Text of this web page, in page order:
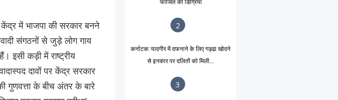
केंद्र में भाजपा की सरकार बनने
संगठनों से जुड़े लोग गाय
इसी कड़ी में राष्ट्रीय
दावों पर केंद्र सरकार
गुणवत्ता के बीच अंतर के बारे
2
कर्नाटक: यादगीर में दफनाने के लिए गड्ढा खोदने
से इनकार पर दलितों को मिली...
3